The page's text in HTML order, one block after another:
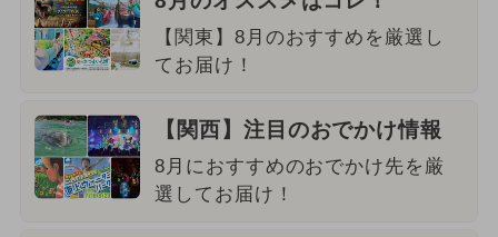
【関東】8月のおすすめを厳選し
てお届け！
【関西】注目のおでかけ情報
8月におすすめのおでかけ先を厳
選してお届け！